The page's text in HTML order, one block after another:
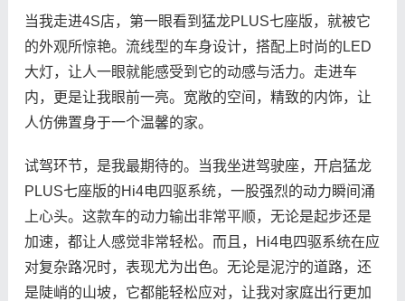
当我走进4S店，第一眼看到猛龙PLUS七座版，就被它
的外观所惊艳。流线型的车身设计，搭配上时尚的LED
大灯，让人一眼就能感受到它的动感与活力。走进车
内，更是让我眼前一亮。宽敞的空间，精致的内饰，让
人仿佛置身于一个温馨的家。
试驾环节，是我最期待的。当我坐进驾驶座，开启猛龙
PLUS七座版的Hi4电四驱系统，一股强烈的动力瞬间涌
上心头。这款车的动力输出非常平顺，无论是起步还是
加速，都让人感觉非常轻松。而且，Hi4电四驱系统在应
对复杂路况时，表现尤为出色。无论是泥泞的道路，还
是陡峭的山坡，它都能轻松应对，让我对家庭出行更加